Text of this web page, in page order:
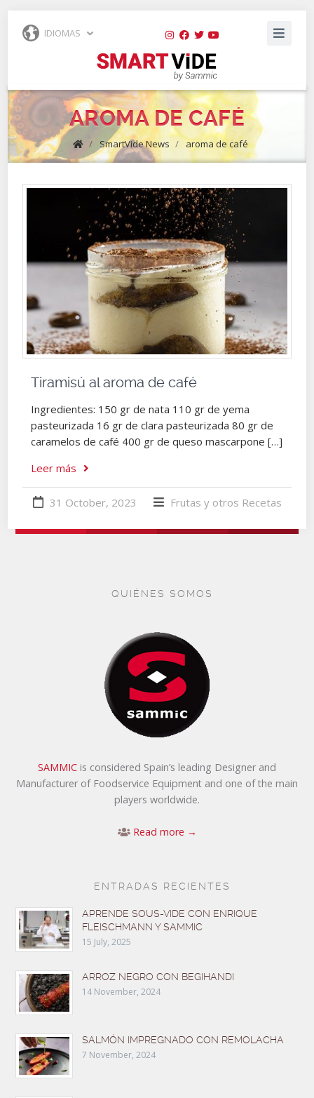
IDIOMAS
AROMA DE CAFÉ
/ SmartVide News / aroma de café
Tiramisú al aroma de café
Ingredientes: 150 gr de nata 110 gr de yema
pasteurizada 16 gr de clara pasteurizada 80 gr de
caramelos de café 400 gr de queso mascarpone […]
Leer más
31 October, 2023 Frutas y otros Recetas
QUIÉNES SOMOS
SAMMIC is considered Spain’s leading Designer and
Manufacturer of Foodservice Equipment and one of the main
players worldwide.
Read more →
ENTRADAS RECIENTES
APRENDE SOUS-VIDE CON ENRIQUE
FLEISCHMANN Y SAMMIC
15 July, 2025
ARROZ NEGRO CON BEGIHANDI
14 November, 2024
SALMÓN IMPREGNADO CON REMOLACHA
7 November, 2024